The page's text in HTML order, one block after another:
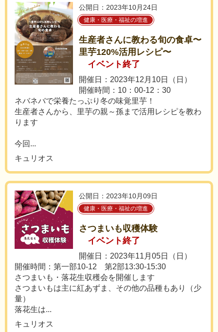
公開日：2023年10月24日
健康・医療・福祉の増進
生産者さんに教わる旬の食卓〜
里芋120%活用レシピ〜
イベント終了
開催日：2023年12月10日（日）
開催時間：10：00-12：30
ネバネバで栄養たっぷり冬の味覚里芋！
生産者さんから、里芋の親～孫まで活用レシピを教わ
ります
今回...
キュリオス
公開日：2023年10月09日
健康・医療・福祉の増進
さつまいも収穫体験
イベント終了
開催日：2023年11月05日（日）
開催時間：第一部10-12 第2部13:30-15:30
さつまいも・落花生収穫会を開催します
さつまいもは主に紅あずま、その他の品種もあり（少
量）
落花生は...
キュリオス